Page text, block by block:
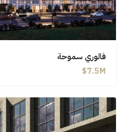
فالوري سموحة
7.5M$